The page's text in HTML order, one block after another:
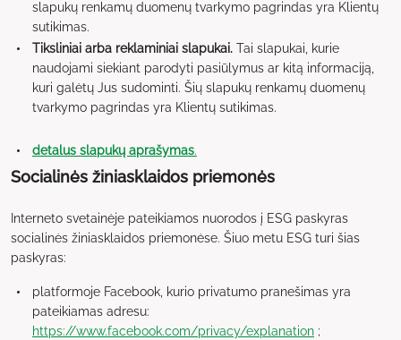
slapukų renkamų duomenų tvarkymo pagrindas yra Klientų
sutikimas.
Tiksliniai arba reklaminiai slapukai. Tai slapukai, kurie
naudojami siekiant parodyti pasiūlymus ar kitą informaciją,
kuri galėtų Jus sudominti. Šių slapukų renkamų duomenų
tvarkymo pagrindas yra Klientų sutikimas.
detalus slapukų aprašymas.
Socialinės žiniasklaidos priemonės
Interneto svetainėje pateikiamos nuorodos į ESG paskyras
socialinės žiniasklaidos priemonėse. Šiuo metu ESG turi šias
paskyras:
platformoje Facebook, kurio privatumo pranešimas yra
pateikiamas adresu:
https://www.facebook.com/privacy/explanation ;